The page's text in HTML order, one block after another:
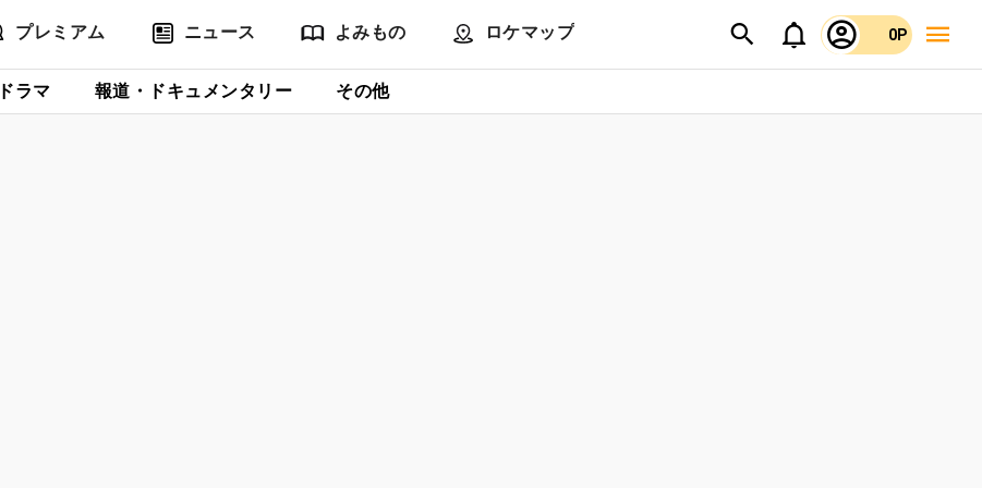
プレミアム ニュース よみもの ロケマップ 0P
ドラマ 報道・ドキュメンタリー その他